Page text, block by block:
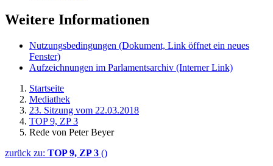
Weitere Informationen
Nutzungsbedingungen (Dokument, Link öffnet ein neues
Fenster)
Aufzeichnungen im Parlamentsarchiv (Interner Link)
Startseite
Mediathek
23. Sitzung vom 22.03.2018
TOP 9, ZP 3
Rede von Peter Beyer
zurück zu: TOP 9, ZP 3 ()